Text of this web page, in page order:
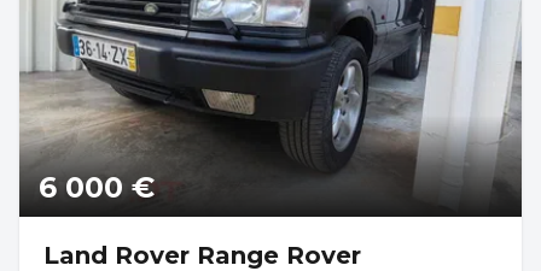
6 000 €
Land Rover Range Rover